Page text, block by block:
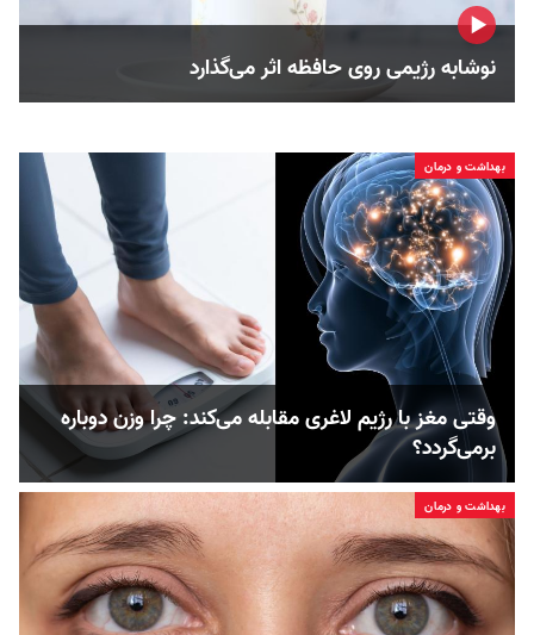
نوشابه رژیمی روی حافظه اثر می‌گذارد
بهداشت و درمان
وقتی مغز با رژیم لاغری مقابله می‌کند: چرا وزن دوباره
برمی‌گردد؟
بهداشت و درمان